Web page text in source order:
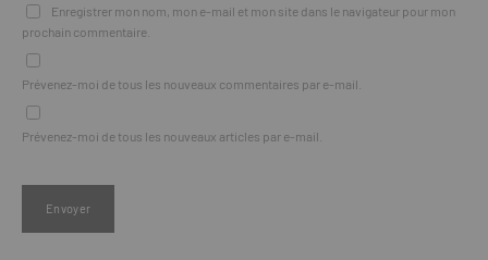
Enregistrer mon nom, mon e-mail et mon site dans le navigateur pour mon
prochain commentaire.
Prévenez-moi de tous les nouveaux commentaires par e-mail.
Prévenez-moi de tous les nouveaux articles par e-mail.